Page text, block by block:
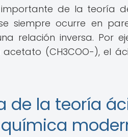
de la teoría
siempre ocurre en
relación inversa. Por
acetato (CH3COO-), el
de la teoría